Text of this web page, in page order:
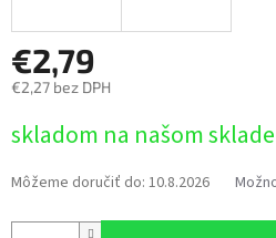
€2,79
€2,27 bez DPH
cena:
skladom na našom sklade
Môžeme doručiť do: 10.8.2026